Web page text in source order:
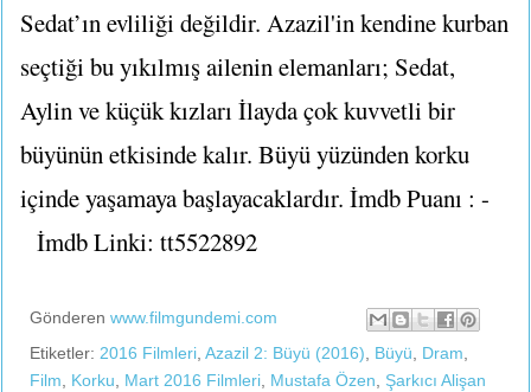
Sedat’ın evliliği değildir. Azazil'in kendine kurban
seçtiği bu yıkılmış ailenin elemanları; Sedat,
Aylin ve küçük kızları İlayda çok kuvvetli bir
büyünün etkisinde kalır. Büyü yüzünden korku
içinde yaşamaya başlayacaklardır. İmdb Puanı : -
İmdb Linki: tt5522892
Gönderen www.filmgundemi.com
Etiketler: 2016 Filmleri Azazil 2: Büyü (2016) Büyü Dram
Film
Korku Mart 2016 Filmleri Mustafa Özen
Şarkıcı Alişan